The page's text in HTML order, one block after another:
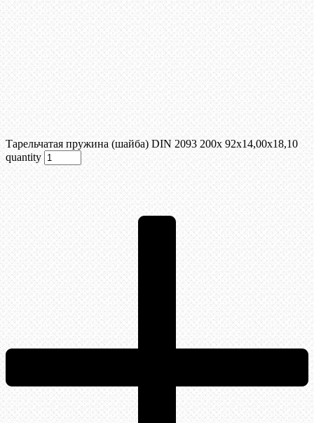
Тарельчатая пружина (шайба) DIN 2093 200x 92x14,00x18,10
quantity